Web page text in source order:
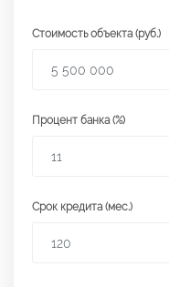
Стоимость объекта (руб.)
Процент банка (%)
Срок кредита (мес.)